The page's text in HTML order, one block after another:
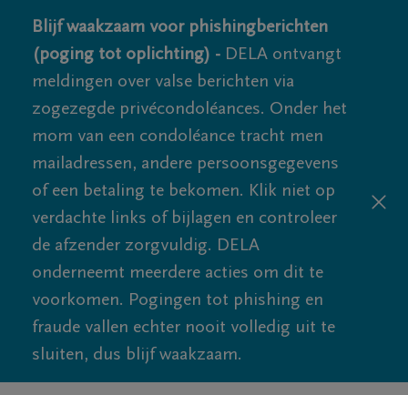
Blijf waakzaam voor phishingberichten
(poging tot oplichting) - DELA ontvangt
meldingen over valse berichten via
zogezegde privécondoléances. Onder het
mom van een condoléance tracht men
mailadressen, andere persoonsgegevens
of een betaling te bekomen. Klik niet op
verdachte links of bijlagen en controleer
de afzender zorgvuldig. DELA
onderneemt meerdere acties om dit te
voorkomen. Pogingen tot phishing en
fraude vallen echter nooit volledig uit te
sluiten, dus blijf waakzaam.